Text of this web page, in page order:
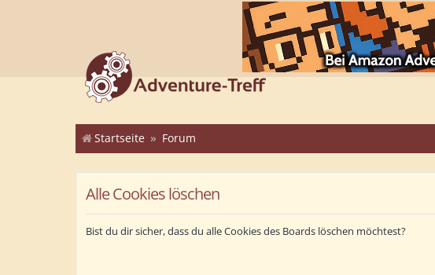
Startseite Forum
Alle Cookies löschen
Bist du dir sicher, dass du alle Cookies des Boards löschen möchtest?